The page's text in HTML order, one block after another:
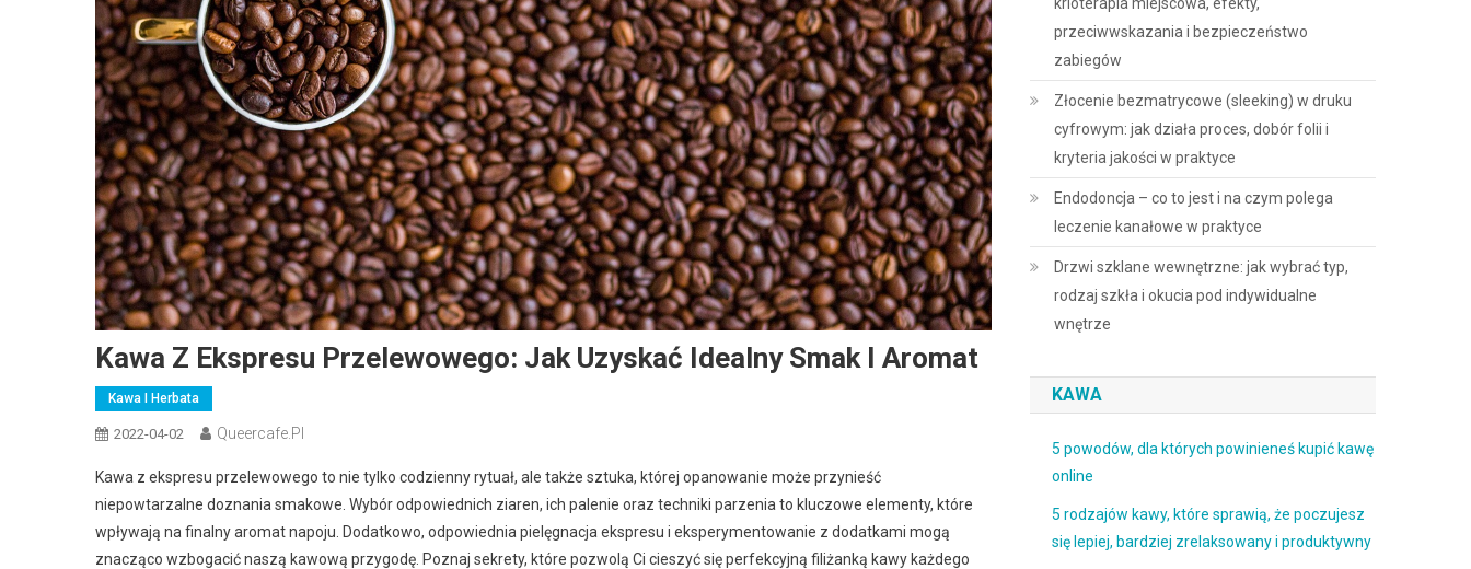
Kawa Z Ekspresu Przelewowego: Jak Uzyskać Idealny Smak I Aromat
Kawa I Herbata
2022-04-02 Queercafe.pl
Kawa z ekspresu przelewowego to nie tylko codzienny rytuał, ale także sztuka, której opanowanie może przynieść
niepowtarzalne doznania smakowe. Wybór odpowiednich ziaren, ich palenie oraz techniki parzenia to kluczowe elementy, które
wpływają na finalny aromat napoju. Dodatkowo, odpowiednia pielęgnacja ekspresu i eksperymentowanie z dodatkami mogą
znacząco wzbogacić naszą kawową przygodę. Poznaj sekrety, które pozwolą Ci cieszyć się perfekcyjną filiżanką kawy każdego
przeciwwskazania i bezpieczeństwo
zabiegów
Złocenie bezmatrycowe (sleeking) w druku
cyfrowym: jak działa proces, dobór folii i
kryteria jakości w praktyce
Endodoncja – co to jest i na czym polega
leczenie kanałowe w praktyce
Drzwi szklane wewnętrzne: jak wybrać typ,
rodzaj szkła i okucia pod indywidualne
wnętrze
KAWA
5 powodów, dla których powinieneś kupić kawę
online
5 rodzajów kawy, które sprawią, że poczujesz
się lepiej, bardziej zrelaksowany i produktywny